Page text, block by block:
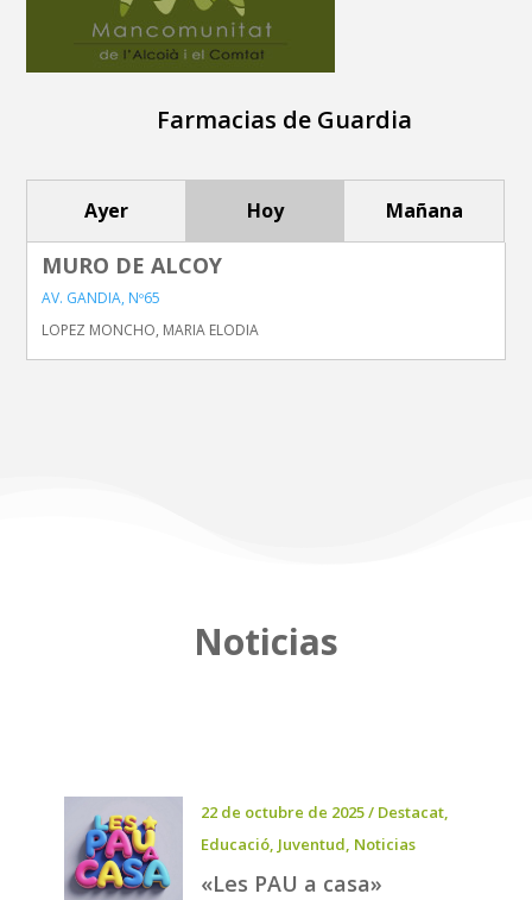
Farmacias de Guardia
Ayer Hoy Mañana
MURO DE ALCOY
AV. GANDIA, Nº65
LOPEZ MONCHO, MARIA ELODIA
Noticias
22 de octubre de 2025/ Destacat,
Educació, Juventud, Noticias
«Les PAU a casa»